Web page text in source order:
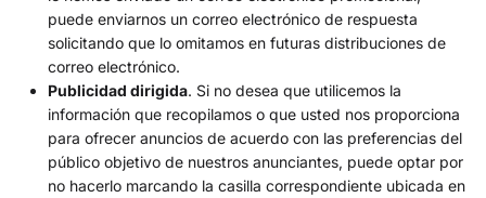
puede enviarnos un correo electrónico de respuesta
solicitando que lo omitamos en futuras distribuciones de
correo electrónico.
Publicidad dirigida. Si no desea que utilicemos la
información que recopilamos o que usted nos proporciona
para ofrecer anuncios de acuerdo con las preferencias del
público objetivo de nuestros anunciantes, puede optar por
no hacerlo marcando la casilla correspondiente ubicada en